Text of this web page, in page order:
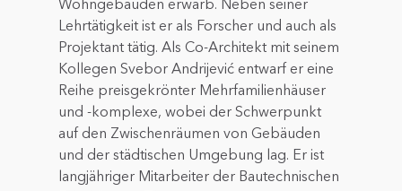
Lehrtätigkeit ist er als Forscher und auch als
Projektant tätig. Als Co-Architekt mit seinem
Kollegen Svebor Andrijević entwarf er eine
Reihe preisgekrönter Mehrfamilienhäuser
und -komplexe, wobei der Schwerpunkt
auf den Zwischenräumen von Gebäuden
und der städtischen Umgebung lag. Er ist
langjähriger Mitarbeiter der Bautechnischen